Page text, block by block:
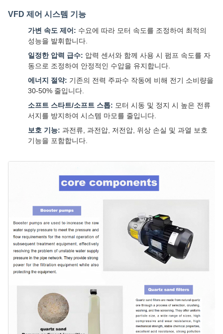
VFD 제어 시스템 기능
가변 속도 제어: 수요에 따라 모터 속도를 조정하여 최적의
성능을 발휘합니다.
일정한 압력 급수: 압력 센서와 함께 사용 시 펌프 속도를 자
동으로 조정하여 안정적인 수압을 유지합니다.
에너지 절약: 기존의 전력 주파수 작동에 비해 전기 소비량을
30-50% 줄입니다.
소프트 스타트/소프트 스톱: 모터 시동 및 정지 시 높은 전류
서지를 방지하여 시스템 마모를 줄입니다.
보호 기능: 과전류, 과전압, 저전압, 위상 손실 및 과열 보호
기능을 포함합니다.